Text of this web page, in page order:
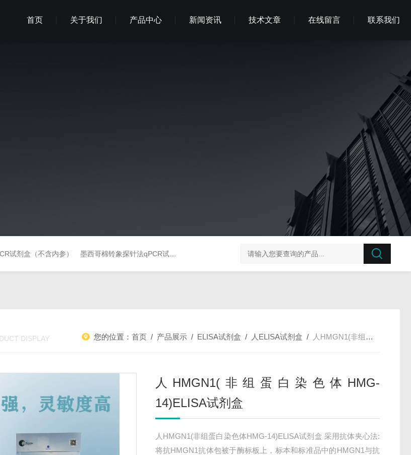
首页 关于我们 产品中心 新闻资讯 技术文章 在线留言 联系我们
试剂盒（不含内参） 墨西哥棉铃象探针法qPCR试剂盒（不含内参） 榛子东部枯萎病菌探针法qPCR试剂盒不含内参
DISPLAY 您的位置：首页 / 产品展示 / ELISA试剂盒 / 人ELISA试剂盒 / 人HMGN1(非组蛋白染色体HMG-14)ELISA试剂盒
人HMGN1(非组蛋白染色体HMG-
14)ELISA试剂盒
人HMGN1(非组蛋白染色体HMG-14)ELISA试剂盒 采用抗体夹心法:
将抗HMGN1抗体包被于酶标板上，标本和标准品中的HMGN1与抗